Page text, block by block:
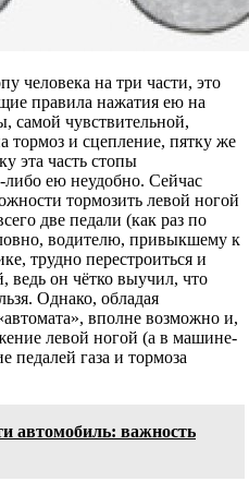
человека на три части, это
правила нажатия ею на
самой чувствительной,
и сцепление, пятку же
эта часть стопы
либо ею неудобно. Сейчас
тормозить левой ногой
две педали (как раз по
водителю, привыкшему к
трудно перестроиться и
ведь он чётко выучил, что
Однако, обладая
вполне возможно и,
левой ногой (а в машине-
педалей газа и тормоза
автомобиль: важность